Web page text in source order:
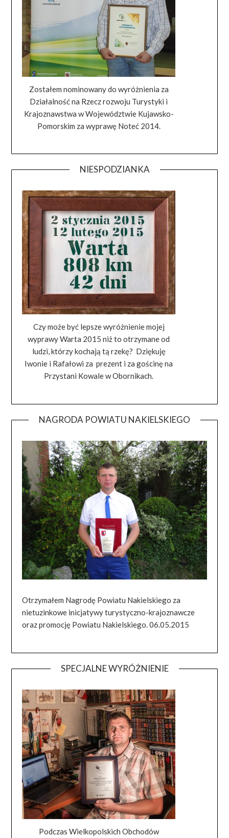
Zostałem nominowany do wyróżnienia za
Działalność na Rzecz rozwoju Turystyki i
Krajoznawstwa w Województwie Kujawsko-
Pomorskim za wyprawę Noteć 2014.
NIESPODZIANKA
Czy może być lepsze wyróżnienie mojej
wyprawy Warta 2015 niż to otrzymane od
ludzi, którzy kochają tą rzekę? Dziękuję
Iwonie i Rafałowi za prezent i za gościnę na
Przystani Kowale w Obornikach.
NAGRODA POWIATU NAKIELSKIEGO
Otrzymałem Nagrodę Powiatu Nakielskiego za
nietuzinkowe inicjatywy turystyczno-krajoznawcze
oraz promocję Powiatu Nakielskiego. 06.05.2015
SPECJALNE WYRÓŻNIENIE
Podczas Wielkopolskich Obchodów